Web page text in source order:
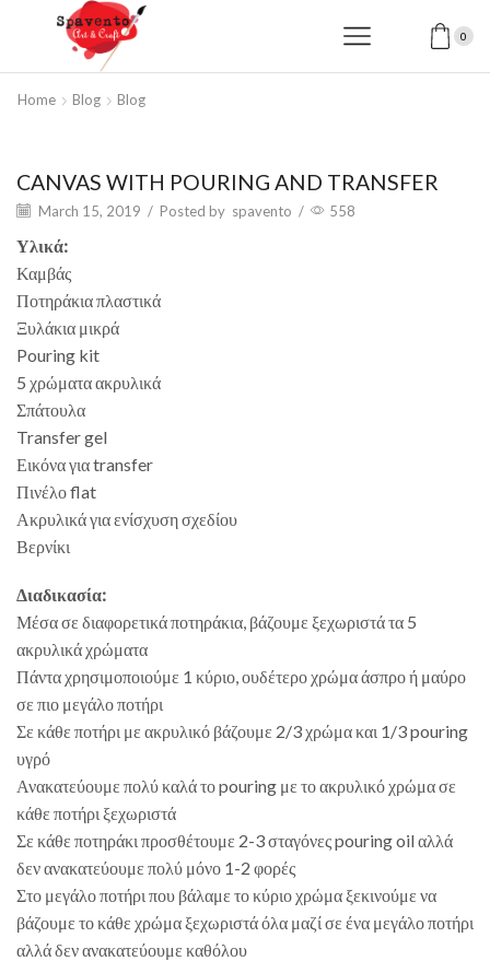
0
Home Blog Blog
CANVAS WITH POURING AND TRANSFER
March 15, 2019 / Posted by spavento / 558
Υλικά:
Καμβάς
Ποτηράκια πλαστικά
Ξυλάκια μικρά
Pouring kit
5 χρώματα ακρυλικά
Σπάτουλα
Transfer gel
Εικόνα για transfer
Πινέλο flat
Ακρυλικά για ενίσχυση σχεδίου
Βερνίκι
Διαδικασία:
Μέσα σε διαφορετικά ποτηράκια, βάζουμε ξεχωριστά τα 5
ακρυλικά χρώματα
Πάντα χρησιμοποιούμε 1 κύριο, ουδέτερο χρώμα άσπρο ή μαύρο
σε πιο μεγάλο ποτήρι
Σε κάθε ποτήρι με ακρυλικό βάζουμε 2/3 χρώμα και 1/3 pouring
υγρό
Ανακατεύουμε πολύ καλά το pouring με το ακρυλικό χρώμα σε
κάθε ποτήρι ξεχωριστά
Σε κάθε ποτηράκι προσθέτουμε 2-3 σταγόνες pouring oil αλλά
δεν ανακατεύουμε πολύ μόνο 1-2 φορές
Στο μεγάλο ποτήρι που βάλαμε το κύριο χρώμα ξεκινούμε να
βάζουμε το κάθε χρώμα ξεχωριστά όλα μαζί σε ένα μεγάλο ποτήρι
αλλά δεν ανακατεύουμε καθόλου